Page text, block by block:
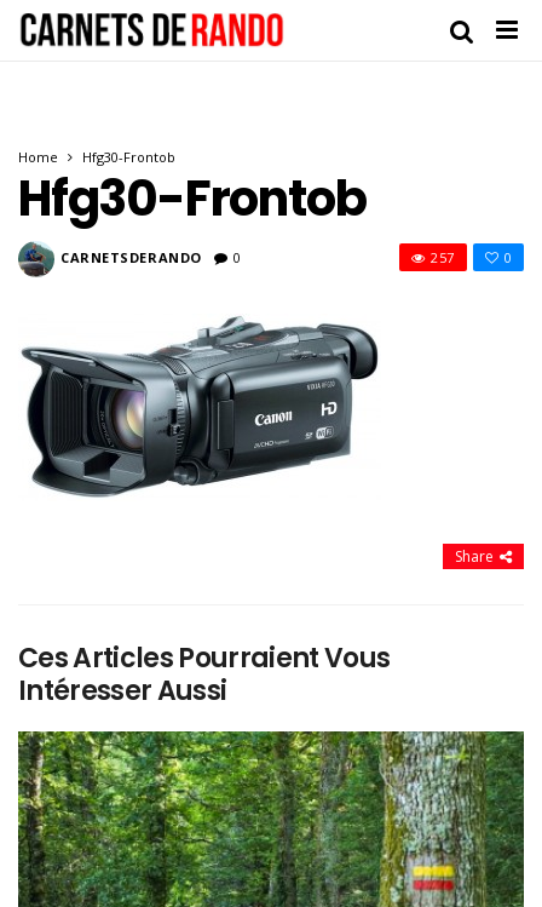
Home Hfg30-Frontob
Hfg30-Frontob
CARNETSDERANDO 0 0
257
Share
Ces Articles Pourraient Vous
Intéresser Aussi